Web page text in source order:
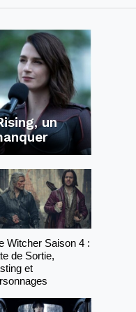
un
Witcher Saison 4 :
de Sortie,
et